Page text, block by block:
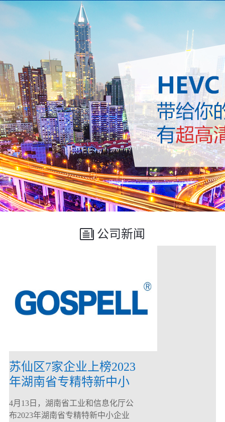
公司新闻
苏仙区7家企业上榜2023
年湖南省专精特新中小
企业
4月13日，湖南省工业和信息化厅公
布2023年湖南省专精特新中小企业